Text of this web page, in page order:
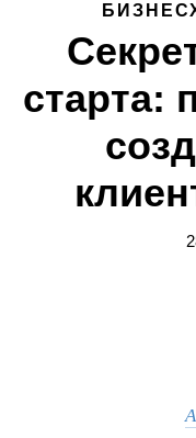
старта: